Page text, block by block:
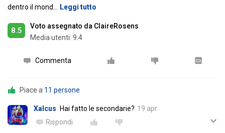
dentro il mond
Leggi tutto
8.5
Voto assegnato da ClaireRosens
Media utenti: 9.4
Commenta
Piace a 11 persone
Xalcus Hai fatto le secondarie? 19 apr
Rispondi